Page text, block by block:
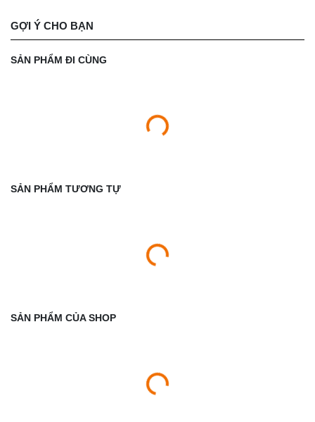
GỢI Ý CHO BẠN
SẢN PHẨM ĐI CÙNG
SẢN PHẨM TƯƠNG TỰ
SẢN PHẨM CỦA SHOP